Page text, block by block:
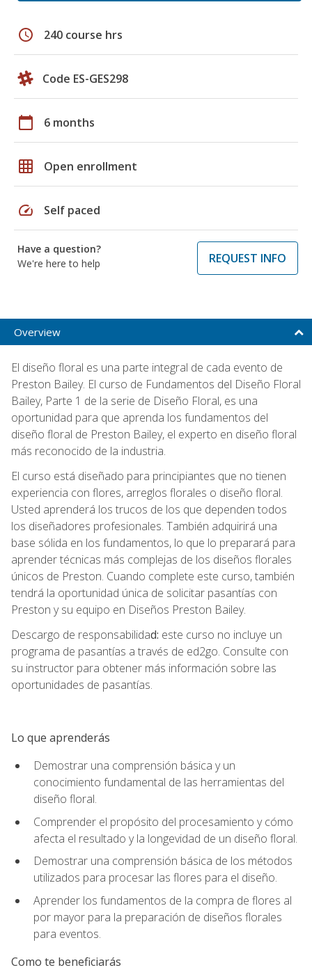
schedule 240 course hrs
Code ES-GES298
calendar_today 6 months
grid_on Open enrollment
speed Self paced
Have a question?
We're here to help
REQUEST INFO
Overview
El diseño floral es una parte integral de cada evento de
Preston Bailey. El curso de Fundamentos del Diseño Floral
Bailey, Parte 1 de la serie de Diseño Floral, es una
oportunidad para que aprenda los fundamentos del
diseño floral de Preston Bailey, el experto en diseño floral
más reconocido de la industria.
El curso está diseñado para principiantes que no tienen
experiencia con flores, arreglos florales o diseño floral.
Usted aprenderá los trucos de los que dependen todos
los diseñadores profesionales. También adquirirá una
base sólida en los fundamentos, lo que lo preparará para
aprender técnicas más complejas de los diseños florales
únicos de Preston. Cuando complete este curso, también
tendrá la oportunidad única de solicitar pasantías con
Preston y su equipo en Diseños Preston Bailey.
Descargo de responsabilidad: este curso no incluye un
programa de pasantías a través de ed2go. Consulte con
su instructor para obtener más información sobre las
oportunidades de pasantías.
Lo que aprenderás
Demostrar una comprensión básica y un
conocimiento fundamental de las herramientas del
diseño floral.
Comprender el propósito del procesamiento y cómo
afecta el resultado y la longevidad de un diseño floral.
Demostrar una comprensión básica de los métodos
utilizados para procesar las flores para el diseño.
Aprender los fundamentos de la compra de flores al
por mayor para la preparación de diseños florales
para eventos.
Como te beneficiarás